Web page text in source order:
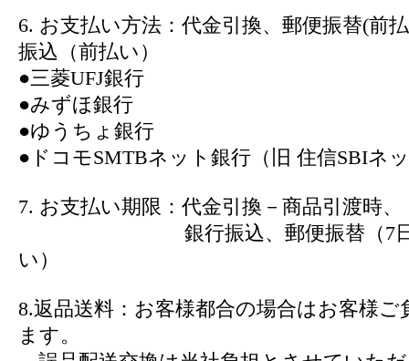
6. お支払い方法：代金引換、郵便振替(前
振込（前払い）
●三菱UFJ銀行
●みずほ銀行
●ゆうちょ銀行
●ドコモSMTBネット銀行（旧 住信SBIネ
7. お支払い期限：代金引換－商品引渡時、
銀行振込、郵便振替（7日
い）
8.返品送料：お客様都合の場合はお客様ご
ます。